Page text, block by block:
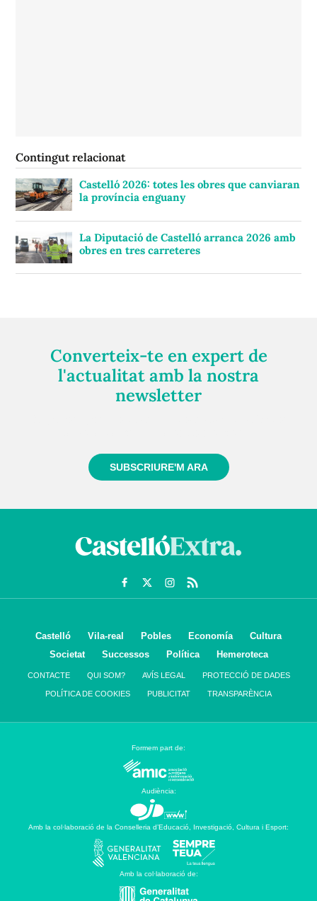
Contingut relacionat
Castelló 2026: totes les obres que canviaran
la província enguany
La Diputació de Castelló arranca 2026 amb
obres en tres carreteres
Converteix-te en expert de
l'actualitat amb la nostra
newsletter
SUBSCRIURE'M ARA
Castelló Vila-real Pobles Economía
Cultura
Societat
Successos Política Hemeroteca
CONTACTE QUI SOM? AVÍS LEGAL PROTECCIÓ DE DADES
POLÍTICA DE COOKIES PUBLICITAT TRANSPARÈNCIA
Formem part de:
Audiència:
Amb la col·laboració de la Conselleria d’Educació, Investigació, Cultura i Esport:
Amb la col·laboració de: